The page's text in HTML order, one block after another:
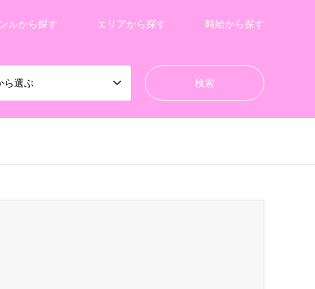
ルから探す エリアから探す 時給から探す
ら選ぶ